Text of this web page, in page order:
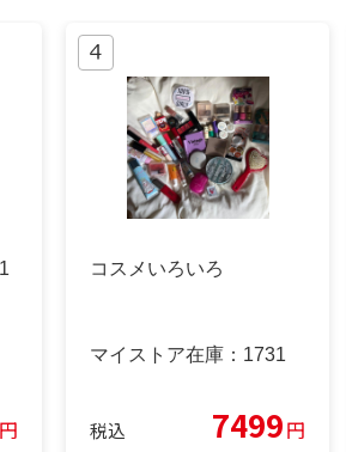
円
コスメいろいろ
マイストア在庫： 1731
税込 7499円